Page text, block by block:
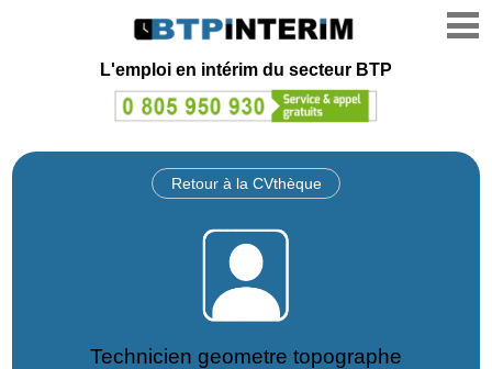
L'emploi en intérim du secteur BTP
Retour à la CVthèque
Technicien geometre topographe